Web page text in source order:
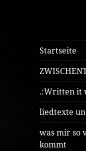
Startseite
.:Written it
liedtexte
was mir so
kommt